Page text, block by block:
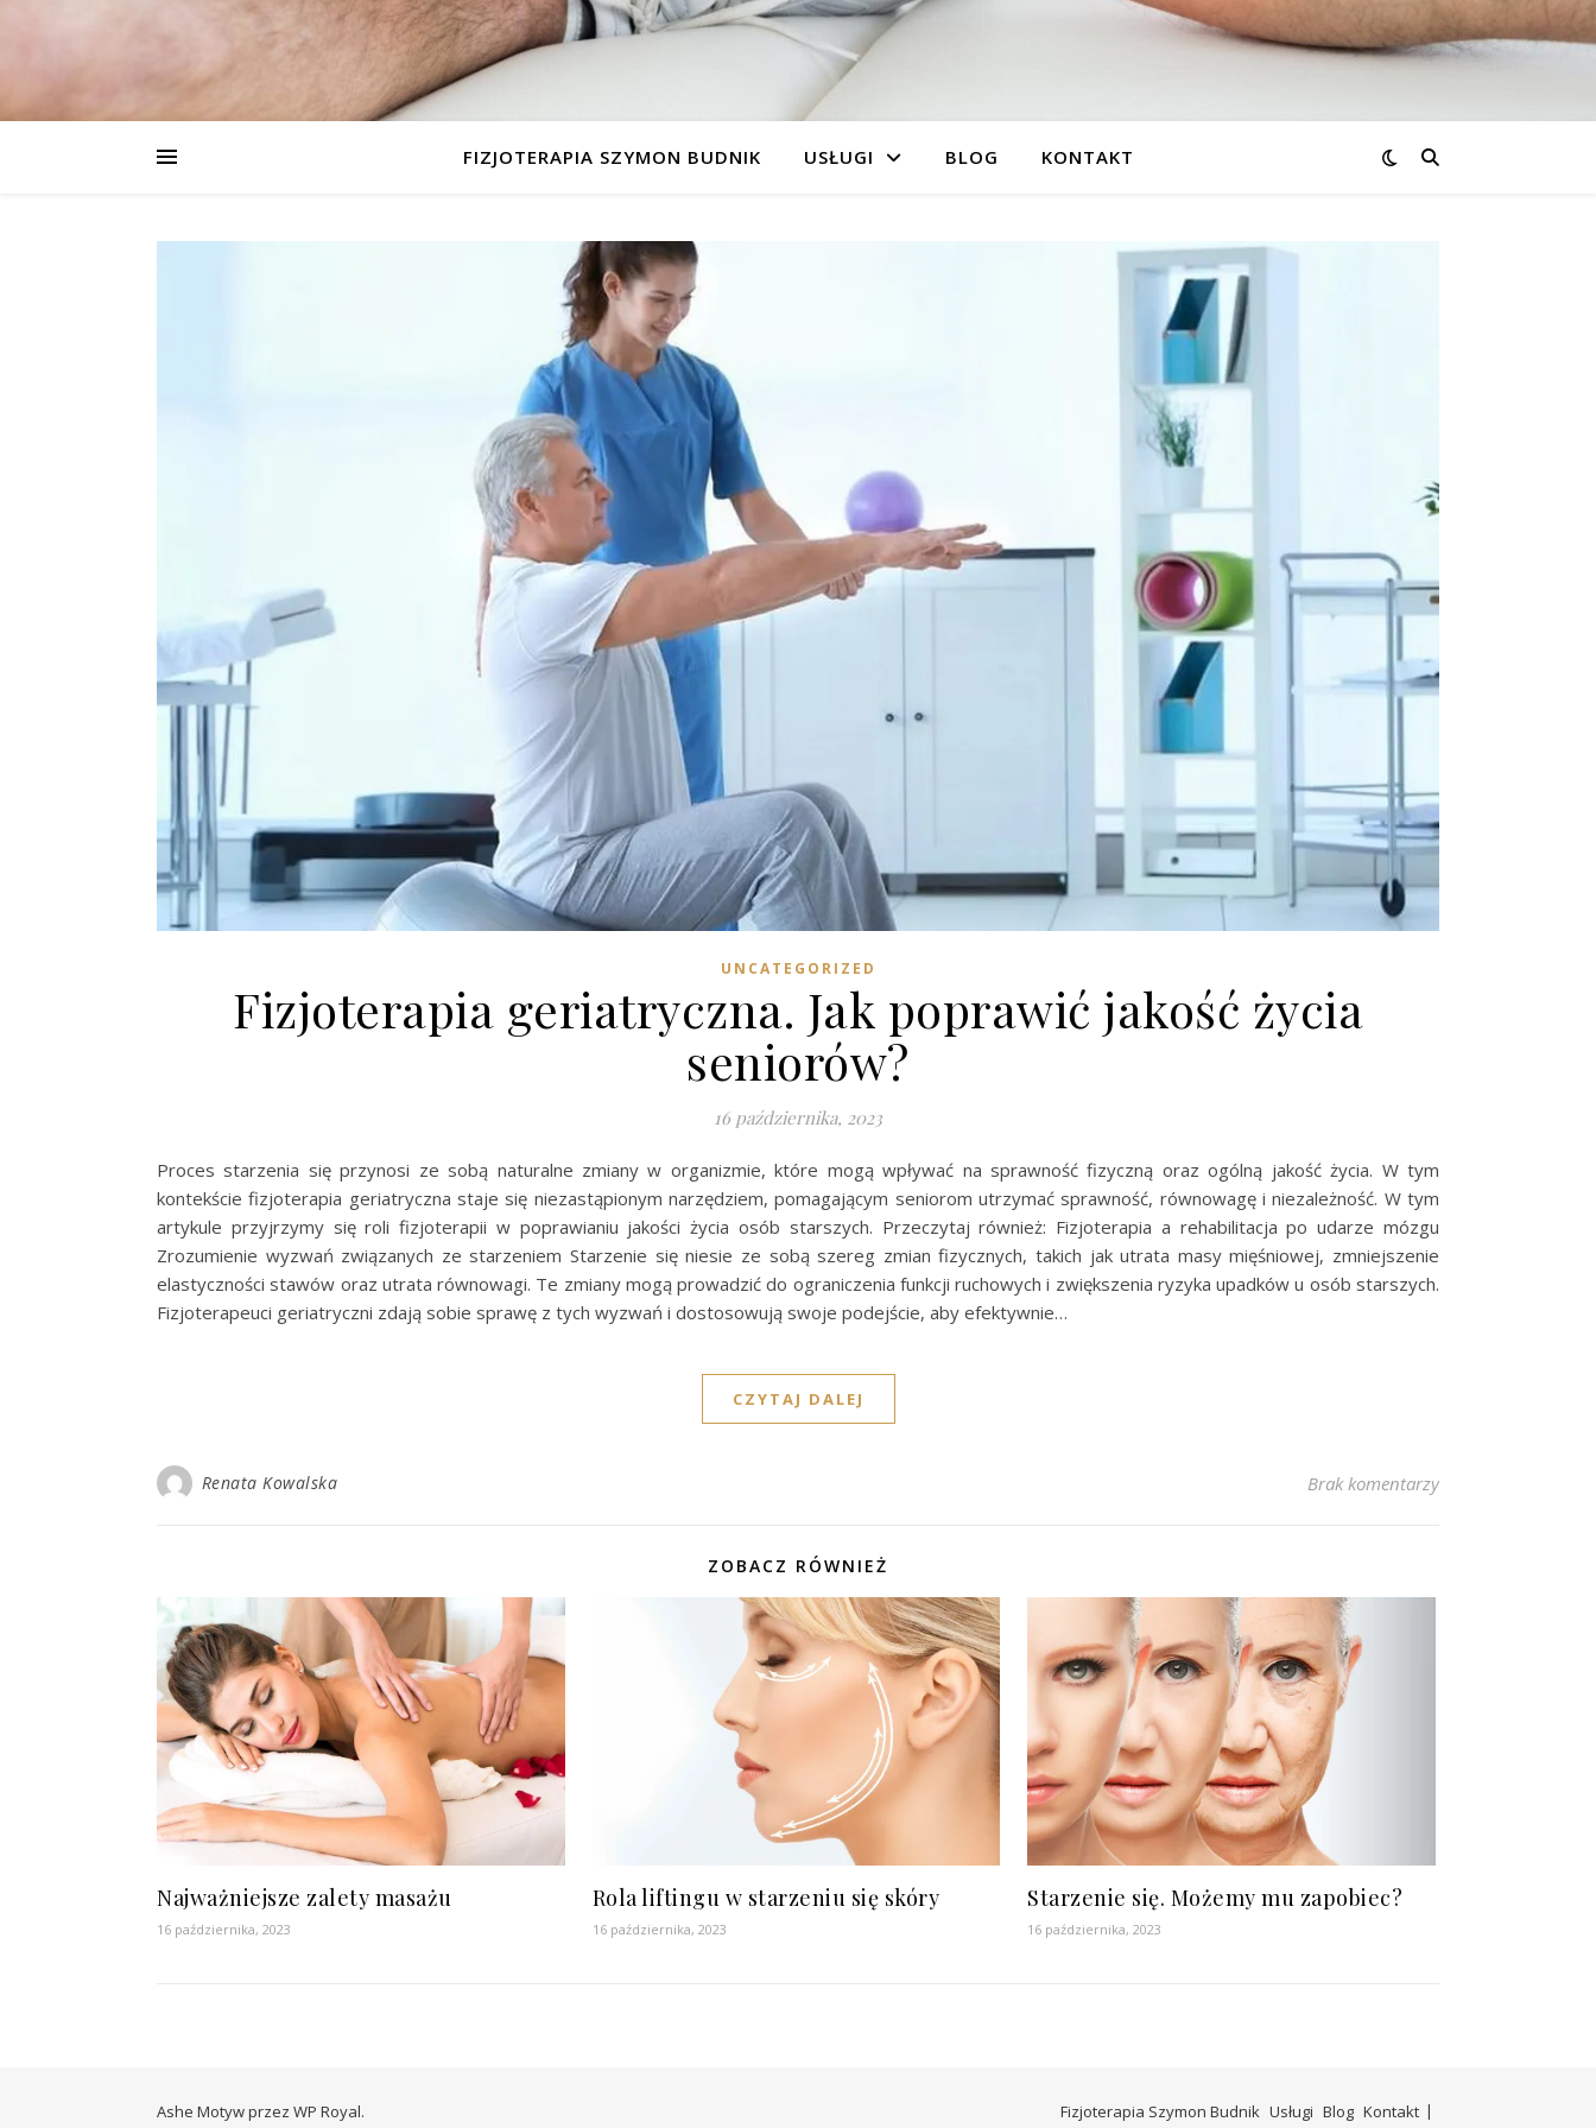
FIZJOTERAPIA SZYMON BUDNIK USŁUGI BLOG KONTAKT
UNCATEGORIZED
Fizjoterapia geriatryczna. Jak poprawić jakość życia
seniorów?
16 października, 2023
Proces starzenia się przynosi ze sobą naturalne zmiany w organizmie, które mogą wpływać na sprawność fizyczną oraz ogólną jakość życia. W tym
kontekście fizjoterapia geriatryczna staje się niezastąpionym narzędziem, pomagającym seniorom utrzymać sprawność, równowagę i niezależność. W tym
artykule przyjrzymy się roli fizjoterapii w poprawianiu jakości życia osób starszych. Przeczytaj również: Fizjoterapia a rehabilitacja po udarze mózgu
Zrozumienie wyzwań związanych ze starzeniem Starzenie się niesie ze sobą szereg zmian fizycznych, takich jak utrata masy mięśniowej, zmniejszenie
elastyczności stawów oraz utrata równowagi. Te zmiany mogą prowadzić do ograniczenia funkcji ruchowych i zwiększenia ryzyka upadków u osób starszych.
Fizjoterapeuci geriatryczni zdają sobie sprawę z tych wyzwań i dostosowują swoje podejście, aby efektywnie…
CZYTAJ DALEJ
Renata Kowalska Brak komentarzy
ZOBACZ RÓWNIEŻ
Najważniejsze zalety masażu
16 października, 2023
Rola liftingu w starzeniu się skóry
16 października, 2023
Starzenie się. Możemy mu zapobiec?
16 października, 2023
Fizjoterapia Szymon Budnik Usługi Blog Kontakt
Ashe Motyw przez WP Royal.